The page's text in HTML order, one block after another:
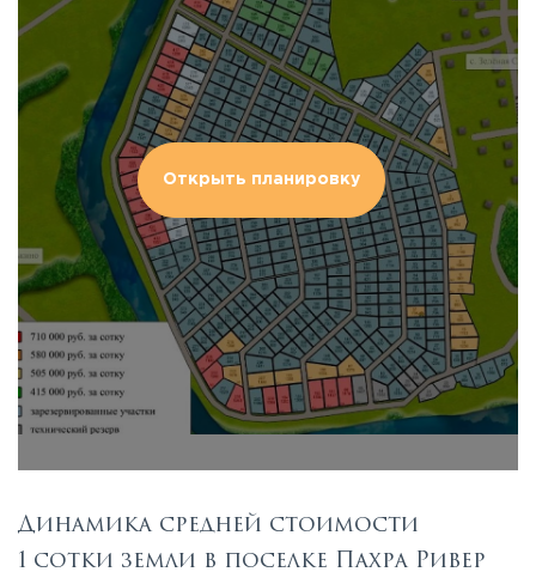
Открыть планировку
Динамика средней стоимости
1 сотки земли в поселке Пахра Ривер